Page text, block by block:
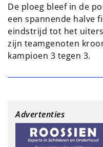
De ploeg bleef in de
een spannende halve
eindstrijd tot het
zijn teamgenoten
kampioen 3 tegen 3.
Advertenties